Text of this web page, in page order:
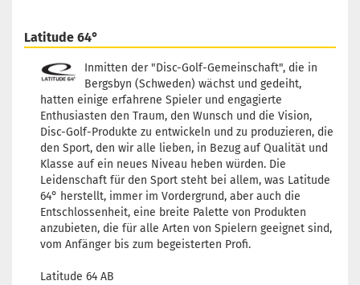
Latitude 64°
Inmitten der "Disc-Golf-Gemeinschaft", die in
Bergsbyn (Schweden) wächst und gedeiht,
hatten einige erfahrene Spieler und engagierte
Enthusiasten den Traum, den Wunsch und die Vision,
Disc-Golf-Produkte zu entwickeln und zu produzieren, die
den Sport, den wir alle lieben, in Bezug auf Qualität und
Klasse auf ein neues Niveau heben würden. Die
Leidenschaft für den Sport steht bei allem, was Latitude
64° herstellt, immer im Vordergrund, aber auch die
Entschlossenheit, eine breite Palette von Produkten
anzubieten, die für alle Arten von Spielern geeignet sind,
vom Anfänger bis zum begeisterten Profi.
Latitude 64 AB